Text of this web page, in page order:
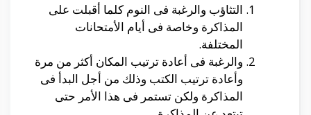
التثاؤب والرغبة فى النوم كلما أقبلت على
المذاكرة وخاصة فى أيام الأمتحانات
المختلفة.
والرغبة فى أعادة ترتيب المكان أكثر من مرة
وأعادة ترتيب الكتب وذلك من أجل البدأ فى
المذاكرة ولكن تستمر فى هذا الأمر حتى